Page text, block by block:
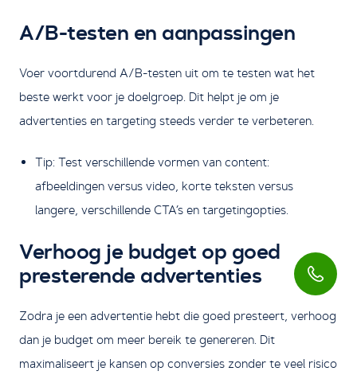
A/B-testen en aanpassingen
Voer voortdurend A/B-testen uit om te testen wat het
beste werkt voor je doelgroep. Dit helpt je om je
advertenties en targeting steeds verder te verbeteren.
Tip: Test verschillende vormen van content:
afbeeldingen versus video, korte teksten versus
langere, verschillende CTA’s en targetingopties.
Verhoog je budget op goed
presterende advertenties
Zodra je een advertentie hebt die goed presteert, verhoog
dan je budget om meer bereik te genereren. Dit
maximaliseert je kansen op conversies zonder te veel risico